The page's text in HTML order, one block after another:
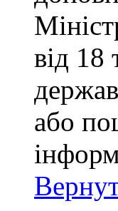
від 18
або